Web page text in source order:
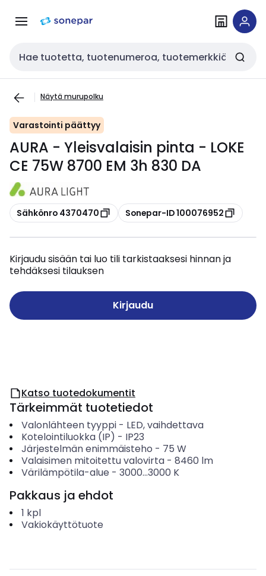
navigointiinsisältöön
Haku
Näytä murupolku
Varastointi päättyy
AURA - Yleisvalaisin pinta - LOKE
CE 75W 8700 EM 3h 830 DA
Kopioi
Sähkönro 4370470 Kopioi
Sonepar-ID 100076952
Kirjaudu sisään tai luo tili tarkistaaksesi hinnan ja
tehdäksesi tilauksen
Kirjaudu
Katso tuotedokumentit
Tärkeimmät tuotetiedot
Valonlähteen tyyppi- LED, vaihdettava
Kotelointiluokka (IP) - IP23
Järjestelmän enimmäisteho - 75 W
Valaisimen mitoitettu valovirta- 8460 lm
Värilämpötila-alue - 3000...3000 K
Pakkaus ja ehdot
1 kpl
Vakiokäyttötuote